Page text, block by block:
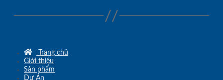
Trang chủ
Giới thiệu
Sản phẩm
Dự Án